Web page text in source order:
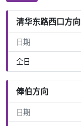
清华东路西口方向
日期
全日
俸伯方向
日期